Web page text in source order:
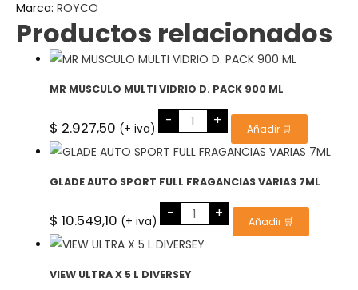
Marca: ROYCO
Productos relacionados
MR MUSCULO MULTI VIDRIO D. PACK 900 ML
$ 2.927,50 (+ iva) - MR
MUSCULO
MULTI
VIDRIO
D.
900
cantidad
+ Añadir 🛒
GLADE AUTO SPORT FULL FRAGANCIAS VARIAS 7ML
$ 10.549,10 (+ iva) - GLADE
AUTO
SPORT
FULL
FRAGANCIAS
7ML
+ Añadir 🛒
VIEW ULTRA X 5 L DIVERSEY